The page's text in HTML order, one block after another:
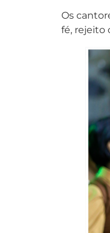
Os
fé, rejeito